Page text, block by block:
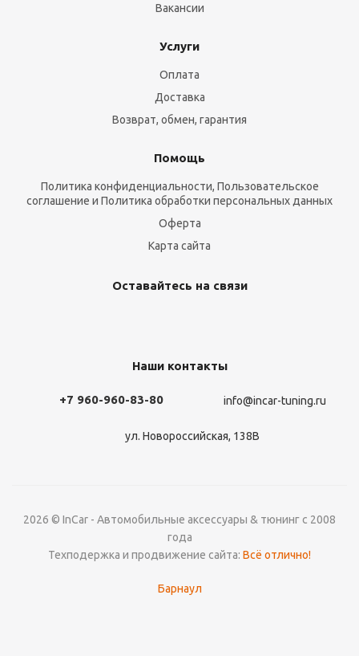
Вакансии
Услуги
Оплата
Доставка
Возврат, обмен, гарантия
Помощь
Политика конфиденциальности, Пользовательское
соглашение и Политика обработки персональных данных
Оферта
Карта сайта
Оставайтесь на связи
Наши контакты
+7 960-960-83-80 info@incar-tuning.ru
ул. Новороссийская, 138В
2026 © InCar - Автомобильные аксессуары & тюнинг с 2008
года
Техподержка и продвижение сайта: Всё отлично!
Барнаул